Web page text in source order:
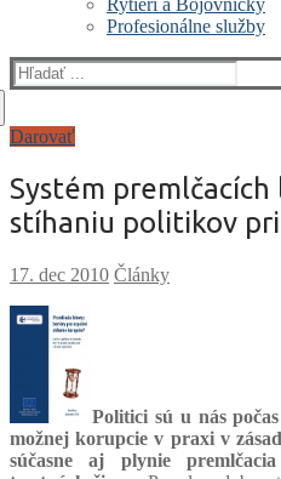
Rytieri a Bojovníčky
Profesionálne služby
Hľadať:
Darovať
Systém
stíhaniu politikov
Články
Politici sú u nás
možnej korupcie v praxi v
súčasne aj plynie